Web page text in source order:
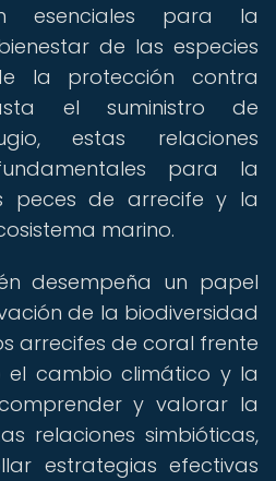
esenciales para la
de las especies
la protección contra
el suministro de
estas relaciones
para la
peces de arrecife y la
marino.
desempeña un papel
de la biodiversidad
arrecifes de coral frente
cambio climático y la
y valorar la
relaciones simbióticas,
estrategias efectivas